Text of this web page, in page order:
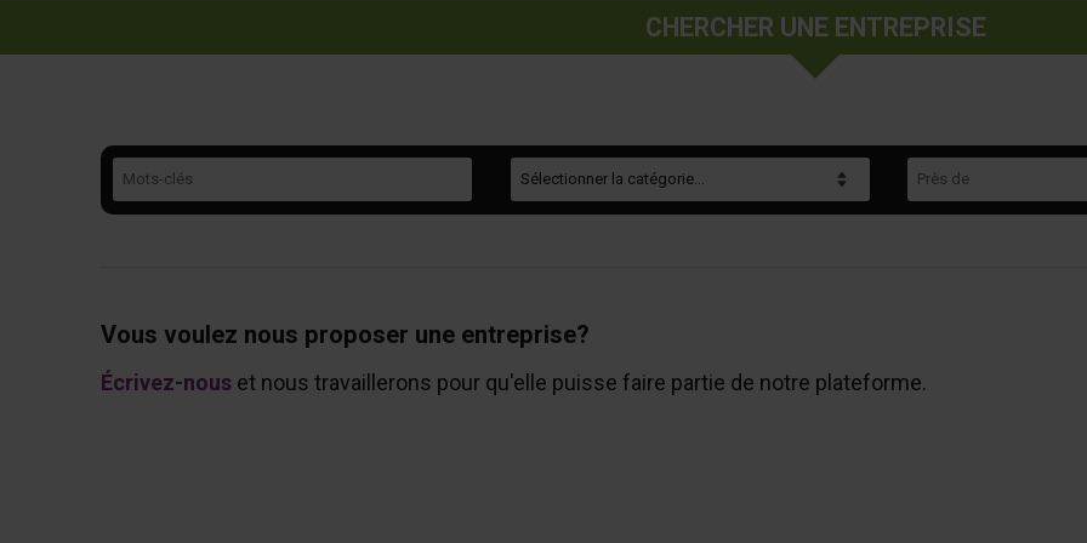
CHERCHER UNE ENTREPRISE
Vous voulez nous proposer une entreprise?
Écrivez-nouset nous travaillerons pour qu'elle puisse faire partie de notre plateforme.